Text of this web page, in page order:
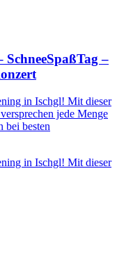
–
in Ischgl! Mit dieser
jede Menge
bei besten
in Ischgl! Mit dieser